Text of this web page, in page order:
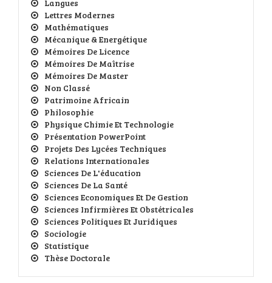
Langues
Lettres Modernes
Mathématiques
Mécanique & Energétique
Mémoires De Licence
Mémoires De Maîtrise
Mémoires De Master
Non Classé
Patrimoine Africain
Philosophie
Physique Chimie Et Technologie
Présentation PowerPoint
Projets Des Lycées Techniques
Relations Internationales
Sciences De L'éducation
Sciences De La Santé
Sciences Economiques Et De Gestion
Sciences Infirmières Et Obstétricales
Sciences Politiques Et Juridiques
Sociologie
Statistique
Thèse Doctorale